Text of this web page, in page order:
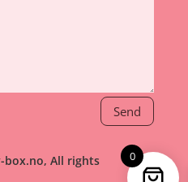
Send
box.no, All rights
0